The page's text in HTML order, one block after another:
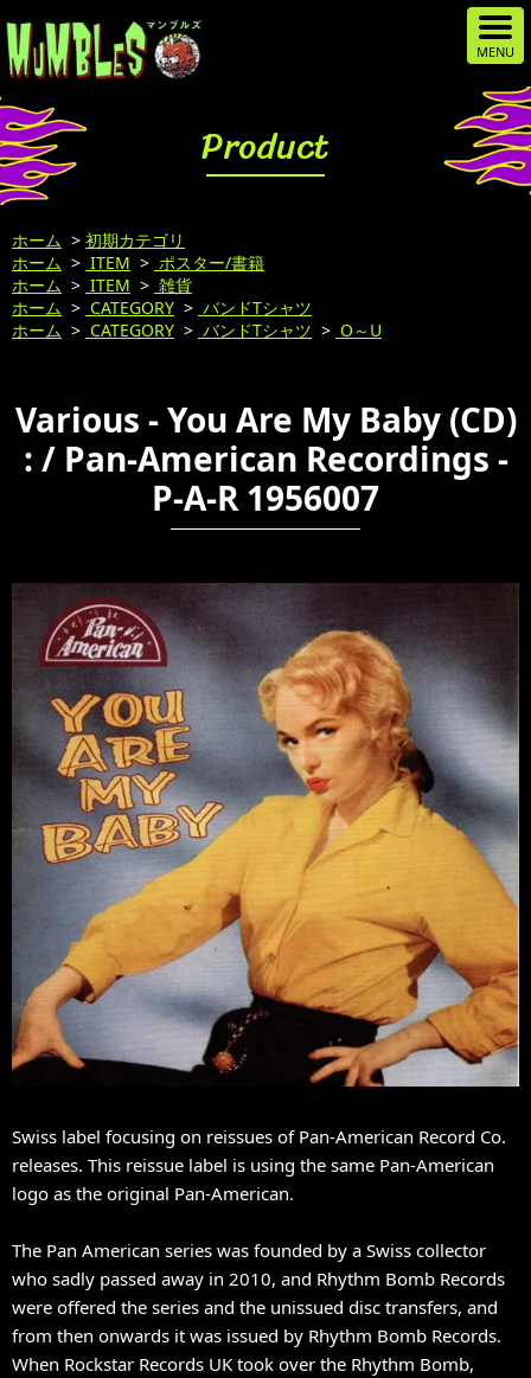
Product
ホーム > 初期カテゴリ
ホーム > ITEM > ポスター/書籍
ホーム > ITEM > 雑貨
ホーム > CATEGORY > バンドTシャツ
ホーム > CATEGORY > バンドTシャツ > O～U
Various - You Are My Baby (CD)
: / Pan-American Recordings -
P-A-R 1956007
Swiss label focusing on reissues of Pan-American Record Co.
releases. This reissue label is using the same Pan-American
logo as the original Pan-American.
The Pan American series was founded by a Swiss collector
who sadly passed away in 2010, and Rhythm Bomb Records
were offered the series and the unissued disc transfers, and
from then onwards it was issued by Rhythm Bomb Records.
When Rockstar Records UK took over the Rhythm Bomb,